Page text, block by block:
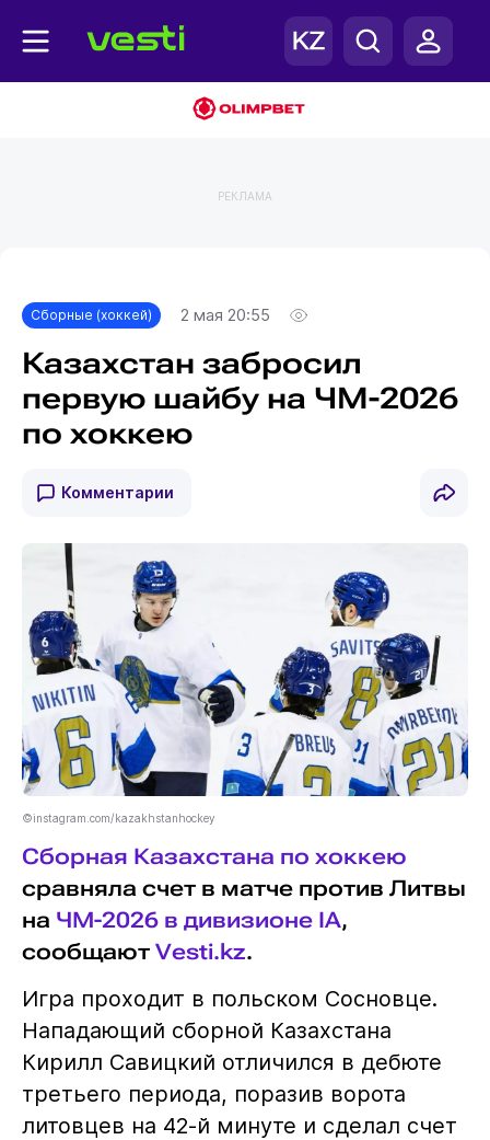
РЕКЛАМА
Сборные (хоккей) 2 мая 20:55
Казахстан забросил
первую шайбу на ЧМ-2026
по хоккею
Комментарии
©instagram.com/kazakhstanhockey
Сборная Казахстана по хоккею
сравняла счет в матче против Литвы
на ЧМ-2026 в дивизионе IA,
сообщают Vesti.kz.
Игра проходит в польском Сосновце.
Нападающий сборной Казахстана
Кирилл Савицкий отличился в дебюте
третьего периода, поразив ворота
литовцев на 42-й минуте и сделал счет